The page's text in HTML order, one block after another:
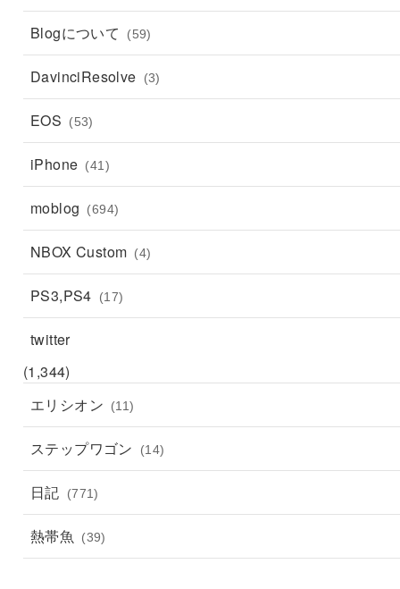
Blogについて (59)
DavinciResolve (3)
EOS (53)
iPhone (41)
moblog (694)
NBOX Custom (4)
PS3,PS4 (17)
twitter
(1,344)
エリシオン
(11)
ステップワゴン (14)
日記 (771)
熱帯魚 (39)